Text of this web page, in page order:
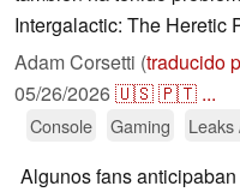
Intergalactic: The Heretic
Adam Corsetti (traducido
05/26/2026🇺🇸🇵🇹 ...
Console Gaming Leaks
Algunos fans